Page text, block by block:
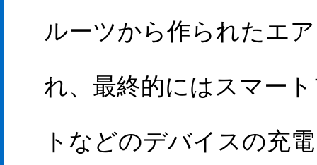
ルーツから作られたエ
れ、最終的にはスマー
トなどのデバイスの充